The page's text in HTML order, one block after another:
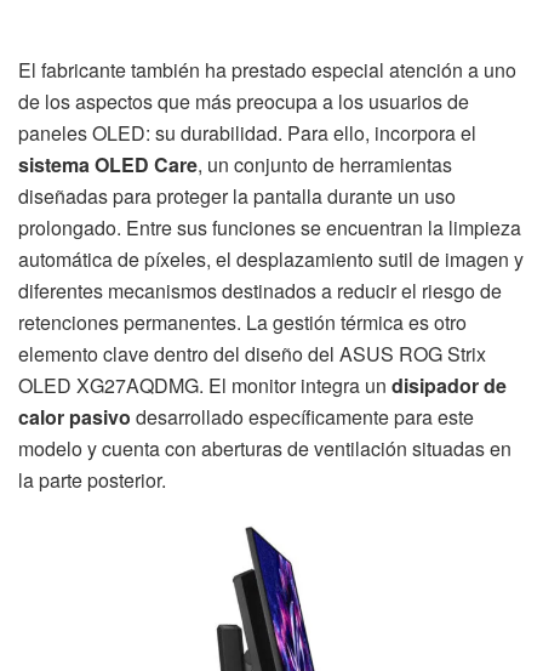
El fabricante también ha prestado especial atención a uno
de los aspectos que más preocupa a los usuarios de
paneles OLED: su durabilidad. Para ello, incorpora el
sistema OLED Care, un conjunto de herramientas
diseñadas para proteger la pantalla durante un uso
prolongado. Entre sus funciones se encuentran la limpieza
automática de píxeles, el desplazamiento sutil de imagen y
diferentes mecanismos destinados a reducir el riesgo de
retenciones permanentes. La gestión térmica es otro
elemento clave dentro del diseño del ASUS ROG Strix
OLED XG27AQDMG. El monitor integra un disipador de
calor pasivo desarrollado específicamente para este
modelo y cuenta con aberturas de ventilación situadas en
la parte posterior.